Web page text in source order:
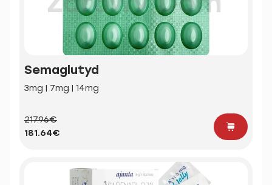
Semaglutyd
3mg | 7mg | 14mg
217.96€
181.64€